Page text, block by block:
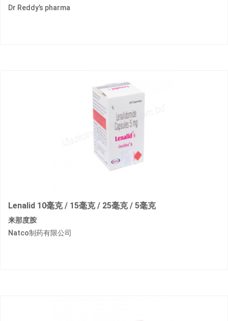
Dr Reddy’s pharma
Lenalid 10毫克 / 15毫克 / 25毫克 / 5毫克
来那度胺
Natco制药有限公司